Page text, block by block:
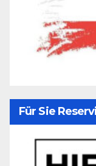
Für Sie